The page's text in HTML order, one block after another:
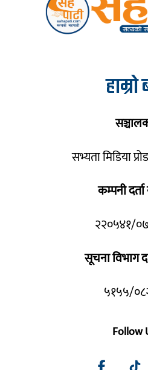
हाम्रो
सभ्यता मिडिया
कम्पनी
२२०५४१/
सूचना विभाग
५१५५/
Follow